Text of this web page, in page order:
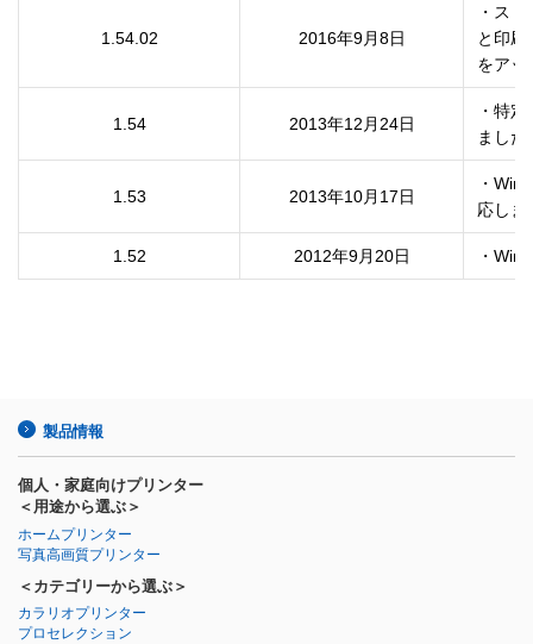
1.54.02 2016年9月8日
・ス
と印
をアッ
1.54 2013年12月24日
・特
ました
1.53 2013年10月17日
・
応しま
1.52 2012年9月20日 ・
製品情報
個人・家庭向けプリンター
＜用途から選ぶ＞
ホームプリンター
写真高画質プリンター
＜カテゴリーから選ぶ＞
カラリオプリンター
プロセレクション